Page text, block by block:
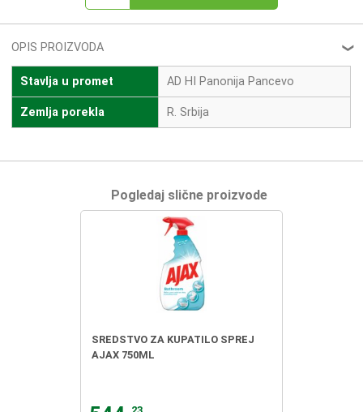
OPIS PROIZVODA ❮
Stavlja u promet AD HI Panonija Pancevo
Zemlja porekla R. Srbija
Pogledaj slične proizvode
SREDSTVO ZA KUPATILO SPREJ
AJAX 750ML